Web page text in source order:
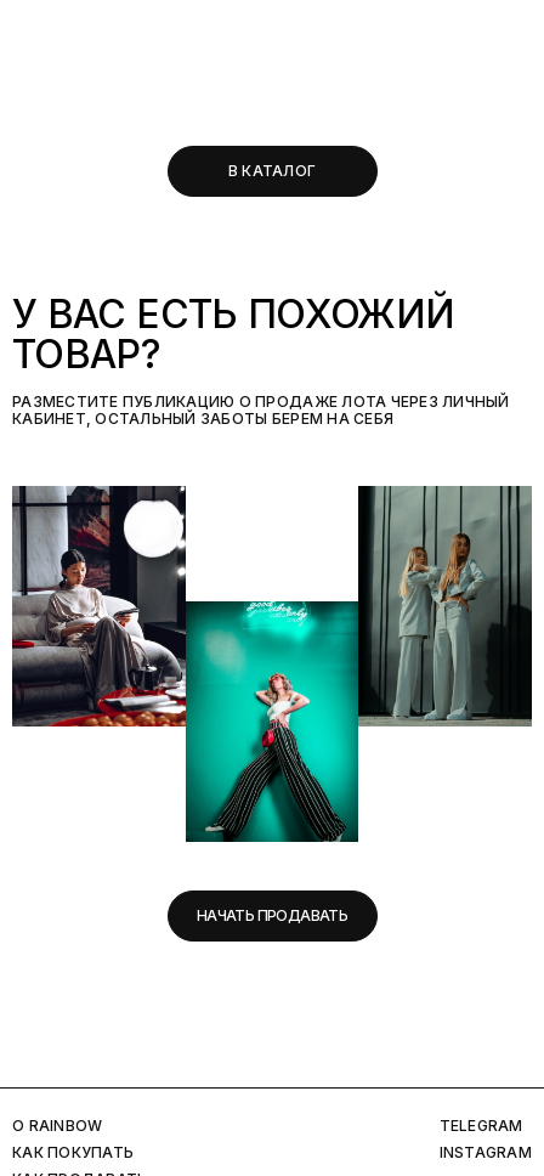
В КАТАЛОГ
У ВАС ЕСТЬ ПОХОЖИЙ
ТОВАР?
РАЗМЕСТИТЕ ПУБЛИКАЦИЮ О ПРОДАЖЕ ЛОТА ЧЕРЕЗ ЛИЧНЫЙ
КАБИНЕТ, ОСТАЛЬНЫЙ ЗАБОТЫ БЕРЕМ НА СЕБЯ
НАЧАТЬ ПРОДАВАТЬ
O RAINBOW
КАК ПОКУПАТЬ
TELEGRAM
INSTAGRAM